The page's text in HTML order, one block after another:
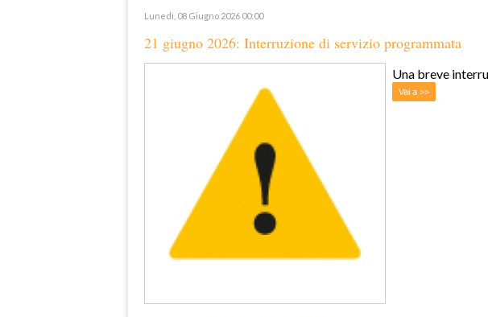
Lunedì, 08 Giugno 2026 00:00
21 giugno 2026: Interruzione di servizio programmata
Una breve
Vai a >>